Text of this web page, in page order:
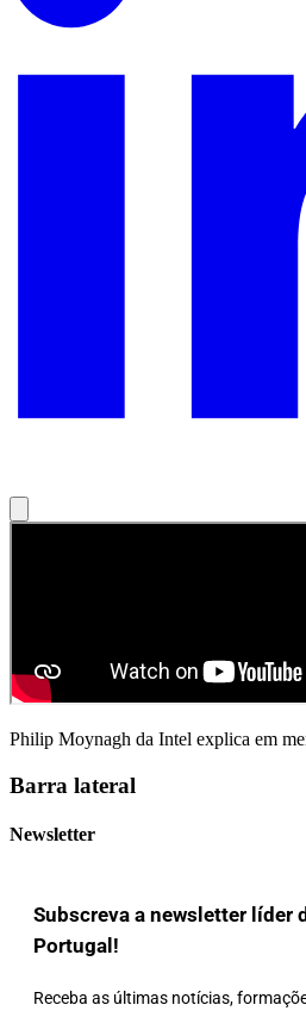
Philip Moynagh da Intel explica em
Barra lateral
Newsletter
Subscreva a newsletter líder
Portugal!
Receba as últimas notícias,